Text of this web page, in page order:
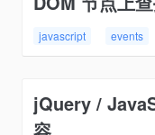
javascript events
jQuery /